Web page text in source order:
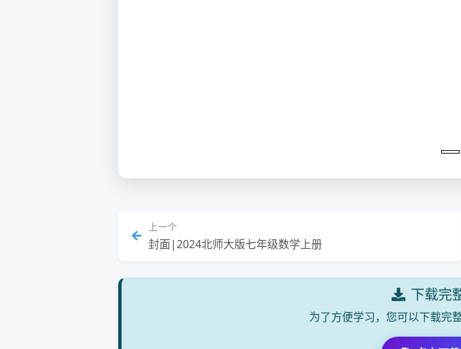
上一个
封面|2024北师大版七年级数学上册
下载完
为了方便学习，您可以下载完